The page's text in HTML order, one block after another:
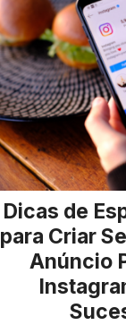
Dicas de
para Criar
Anúncio